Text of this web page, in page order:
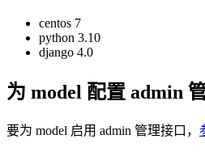
centos 7
python 3.10
django 4.0
为 model 配置 admin
要为 model 启用 admin 管理接口，